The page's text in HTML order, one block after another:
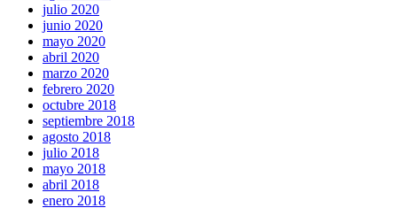
julio 2020
junio 2020
mayo 2020
abril 2020
marzo 2020
febrero 2020
octubre 2018
septiembre 2018
agosto 2018
julio 2018
mayo 2018
abril 2018
enero 2018